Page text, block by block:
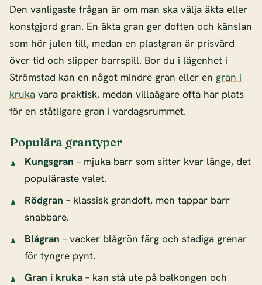
Den vanligaste frågan är om man ska välja äkta eller
konstgjord gran. En äkta gran ger doften och känslan
som hör julen till, medan en plastgran är prisvärd
över tid och slipper barrspill. Bor du i lägenhet i
Strömstad kan en något mindre gran eller en gran i
kruka vara praktisk, medan villaägare ofta har plats
för en ståtligare gran i vardagsrummet.
Populära grantyper
Kungsgran – mjuka barr som sitter kvar länge, det
populäraste valet.
Rödgran – klassisk grandoft, men tappar barr
snabbare.
Blågran – vacker blågrön färg och stadiga grenar
för tyngre pynt.
Gran i kruka– kan stå ute på balkongen och